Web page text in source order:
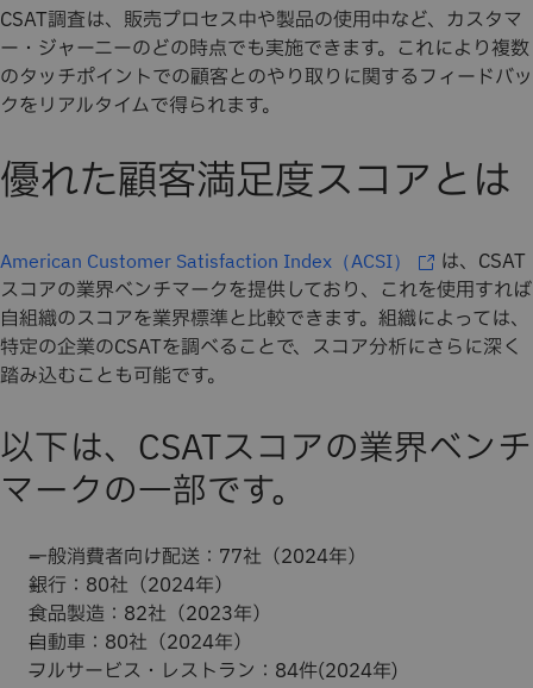
CSAT調査は、販売プロセス中や製品の使用中など、カスタマ
ー・ジャーニーのどの時点でも実施できます。これにより複数
のタッチポイントでの顧客とのやり取りに関するフィードバッ
クをリアルタイムで得られます。
優れた顧客満足度スコアとは
American Customer Satisfaction Index（ACSI）
は、CSAT
スコアの業界ベンチマークを提供しており、これを使用すれば
自組織のスコアを業界標準と比較できます。組織によっては、
特定の企業のCSATを調べることで、スコア分析にさらに深く
踏み込むことも可能です。
以下は、CSATスコアの業界ベンチ
マークの一部です。
一般消費者向け配送：77社（2024年）
銀行：80社（2024年）
食品製造：82社（2023年）
自動車：80社（2024年）
フルサービス・レストラン：84件(2024年)